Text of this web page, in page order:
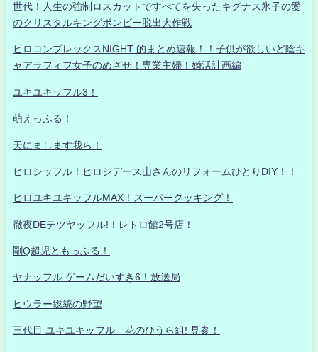
世代！人生の強制ロスカットですべてを失ったキグナス氷子の愛
のクリスタルキングボンビー脱出大作戦
ヒロコンプレックスNIGHT 的まとめ速報！！子供が欲しいど陰キ
ャアラフィフ女子のめざせ！専業主婦！婚活計画編
ユキユキッフル3！
萌えっふる！
天にまします我ら！
ヒロシッフル！ヒロシデース山さんのリフォームひとりDIY！！
ヒロユキユキッフルMAX！スーパークッキング！
徹夜DEテツヤッフル!！レトロ館2号店！
剛Q超児ともっふる！
ヤナッフル ゲームだいすき6！放送局
ヒウラー総統の野望
三代目 ユキユキッフル 花のひうら組! 見参！